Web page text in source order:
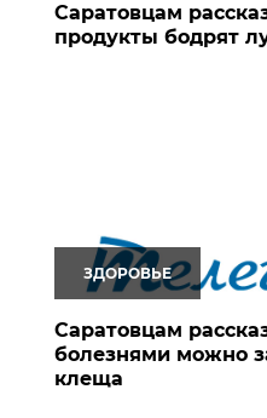
Саратовцам
продукты бодрят
ЗДОРОВЬЕ
Саратовцам
болезнями можно
клеща